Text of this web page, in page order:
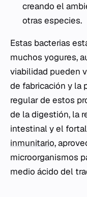
creando el
otras especies.
Estas bacterias
muchos yogures,
viabilidad pueden
de fabricación y la
regular de estos
de la digestión, la
intestinal y el
inmunitario,
microorganismos
medio ácido del